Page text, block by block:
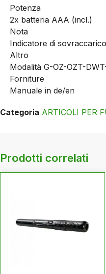
Potenza
2x batteria AAA (incl.)
Nota
Indicatore di
Altro
Modalità G-OZ-OZT-
Forniture
Manuale in de/en
Categoria ARTICOLI PER
Prodotti correlati